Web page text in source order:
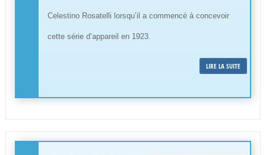
Celestino Rosatelli lorsqu’il a commencé à concevoir
cette série d’appareil en 1923.
LIRE LA SUITE